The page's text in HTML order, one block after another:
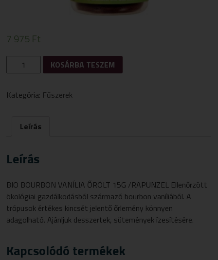
7 975 Ft
RAPUNZEL
VANÍLIA15G
KOSÁRBA TESZEM
Kategória: Fűszerek
Leírás
Leírás
BIO BOURBON VANÍLIA ŐRÖLT 15G /RAPUNZEL Ellenőrzött
ökológiai gazdálkodásból származó bourbon vaníliából. A
trópusok értékes kincsét jelentő őrlemény könnyen
adagolható. Ajánljuk desszertek, sütemények ízesítésére.
Kapcsolódó termékek